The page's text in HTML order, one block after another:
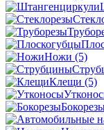
Ножи (5)
Клещи (5)